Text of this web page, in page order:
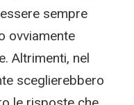
sempre
ovviamente
Altrimenti, nel
sceglierebbero